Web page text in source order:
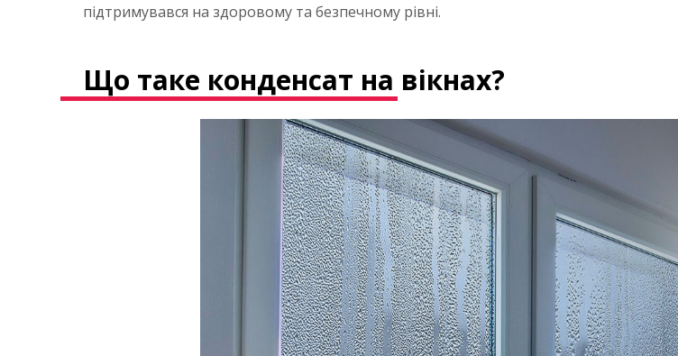
підтримувався на здоровому та безпечному рівні.
Що таке конденсат на вікнах?